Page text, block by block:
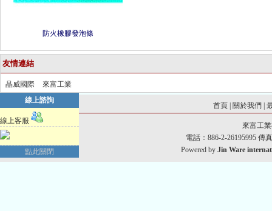
防火橡膠發泡條
友情連結
晶威國際
來富工業
線上諮詢
線上客服
點此關閉
首頁 |關於我們 |
來富工
電話：886-2-26195995 傳
Powered byJin Ware